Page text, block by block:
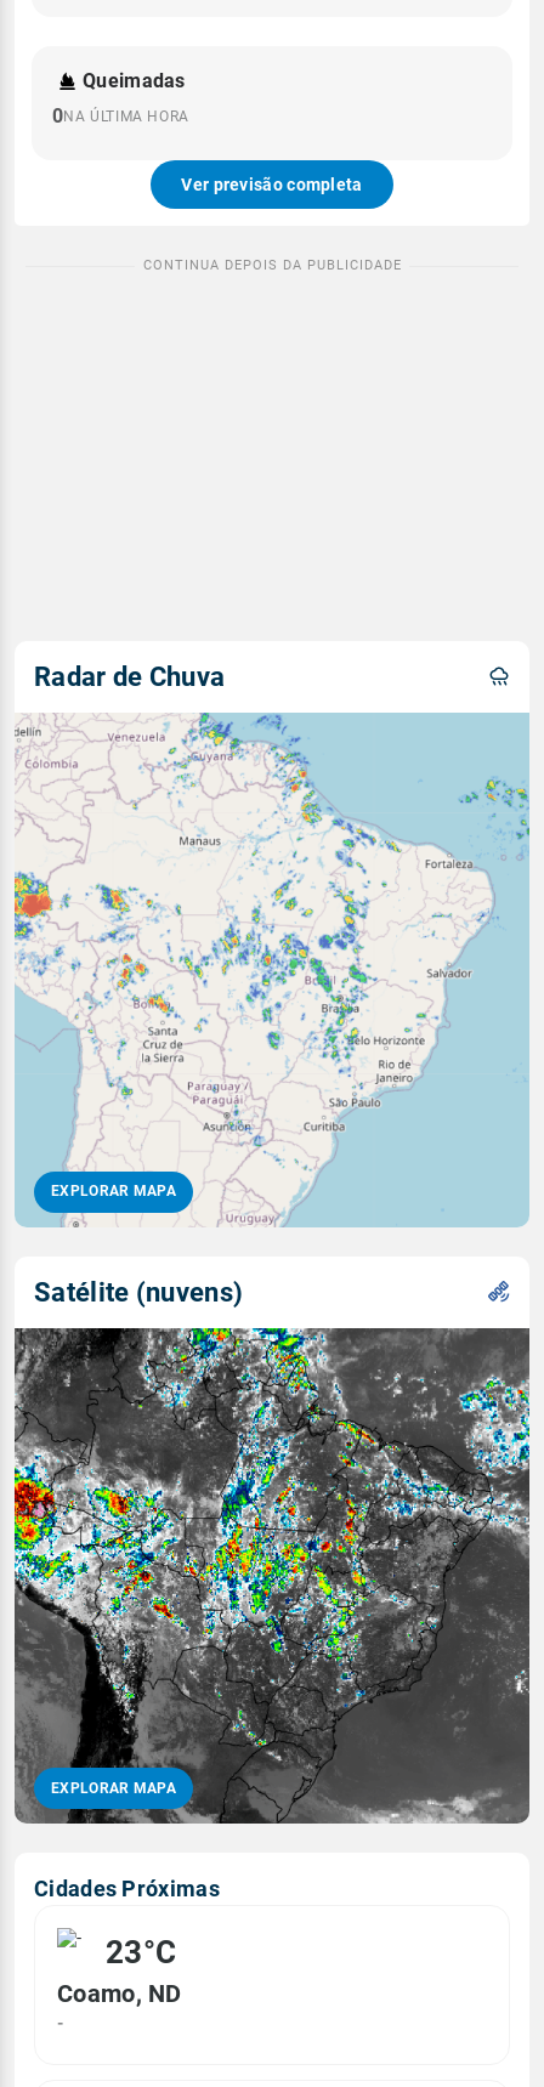
Queimadas
0NA ÚLTIMA HORA
Ver previsão completa
Radar de Chuva
EXPLORAR MAPA
Satélite (nuvens)
EXPLORAR MAPA
Cidades Próximas
23°C
Coamo, ND
-